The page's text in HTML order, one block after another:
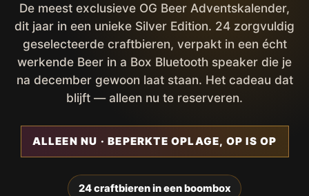
De meest exclusieve OG Beer Adventskalender,
dit jaar in een unieke Silver Edition. 24 zorgvuldig
geselecteerde craftbieren, verpakt in een écht
werkende Beer in a Box Bluetooth speaker die je
na december gewoon laat staan. Het cadeau dat
blijft — alleen nu te reserveren.
ALLEEN NU · BEPERKTE OPLAGE, OP IS OP
24 craftbieren in een boombox